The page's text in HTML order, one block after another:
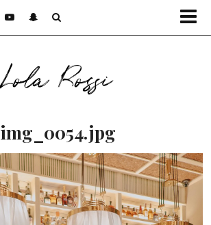
Lola Rossi
img_0054.jpg